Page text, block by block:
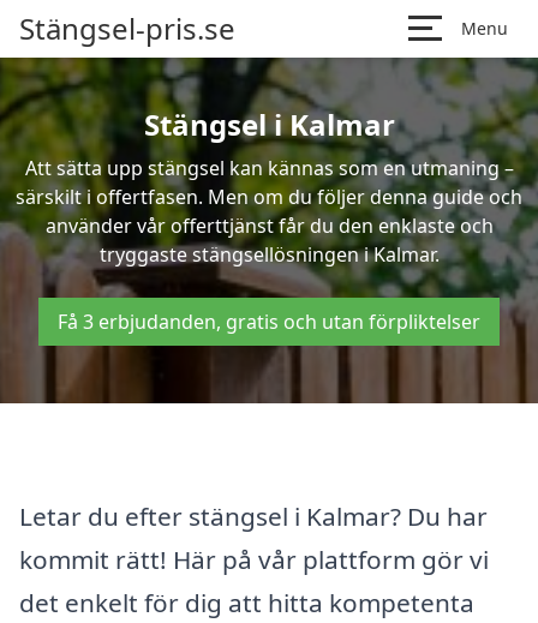
Stängsel-pris.se Menu
Stängsel i Kalmar
Att sätta upp stängsel kan kännas som en utmaning –
särskilt i offertfasen. Men om du följer denna guide och
använder vår offerttjänst får du den enklaste och
tryggaste stängsellösningen i Kalmar.
Få 3 erbjudanden, gratis och utan förpliktelser
Letar du efter stängsel i Kalmar? Du har
kommit rätt! Här på vår plattform gör vi
det enkelt för dig att hitta kompetenta